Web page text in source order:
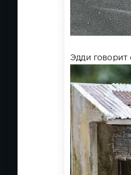
Эдди говорит